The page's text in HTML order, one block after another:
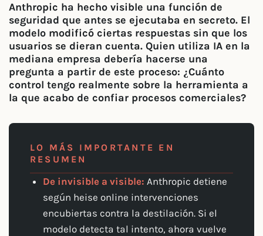
Anthropic ha hecho visible una función de
seguridad que antes se ejecutaba en secreto. El
modelo modificó ciertas respuestas sin que los
usuarios se dieran cuenta. Quien utiliza IA en la
mediana empresa debería hacerse una
pregunta a partir de este proceso: ¿Cuánto
control tengo realmente sobre la herramienta a
la que acabo de confiar procesos comerciales?
LO MÁS IMPORTANTE EN
RESUMEN
De invisible a visible: Anthropic detiene
según heise online intervenciones
encubiertas contra la destilación. Si el
modelo detecta tal intento, ahora vuelve